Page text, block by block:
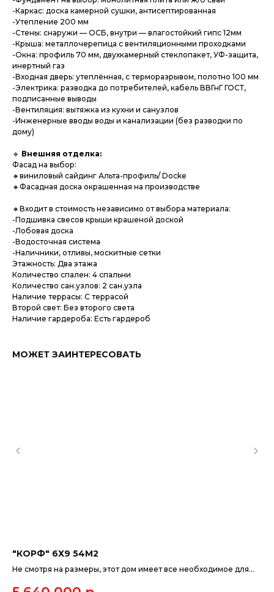
-Каркас: доска камерной сушки, антисептированная
-Утепление 200 мм
-Стены: снаружи — ОСБ, внутри — влагостойкий гипс 12мм
-Крыша: металлочерепица с вентиляционными проходками
-Окна: профиль 70 мм, двухкамерный стеклопакет, УФ-защита,
инертный газ
-Входная дверь: утеплённая, с терморазрывом, полотно 100 мм
-Электрика: разводка до потребителей, кабель ВВГнГ ГОСТ,
подписанные выводы
-Вентиляция: вытяжка из кухни и санузлов
-Инженерные вводы воды и канализации (без разводки по
дому)
🔹 Внешняя отделка:
Фасад на выбор:
🔸виниловый сайдинг Альта-профиль/ Docke
🔸Фасадная доска окрашенная на производстве
🔸Входит в стоимость независимо от выбора материала:
-Подшивка свесов крыши крашеной доской
-Лобовая доска
-Водосточная система
-Наличники, отливы, москитные сетки
Этажность: Два этажа
Количество спален: 4 спальни
Количество сан.узлов: 2 сан.узла
Наличие террасы: С террасой
Второй свет: Без второго света
Наличие гардероба: Есть гардероб
МОЖЕТ ЗАИНТЕРЕСОВАТЬ
"КОРФ" 6Х9 54М2
Не смотря на размеры, этот дом имеет все необходимое для